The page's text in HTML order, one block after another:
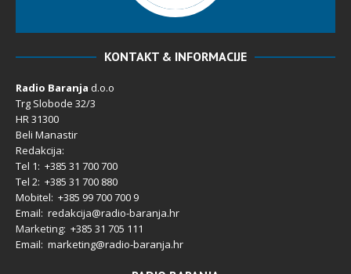
KONTAKT & INFORMACIJE
Radio Baranja d.o.o
Trg Slobode 32/3
HR 31300
Beli Manastir
Redakcija:
Tel 1: +385 31 700 700
Tel 2: +385 31 700 880
Mobitel: +385 99 700 700 9
Email: redakcija@radio-baranja.hr
Marketing: +385 31 705 111
Email: marketing@radio-baranja.hr